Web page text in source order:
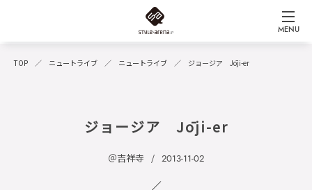
MENU
TOP ニュートライブ ニュートライブ ジョージア Jōji-er
ジョージア Jōji-er
＠吉祥寺 2013-11-02